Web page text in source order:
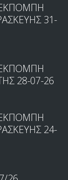
31-
28-07-26
24-